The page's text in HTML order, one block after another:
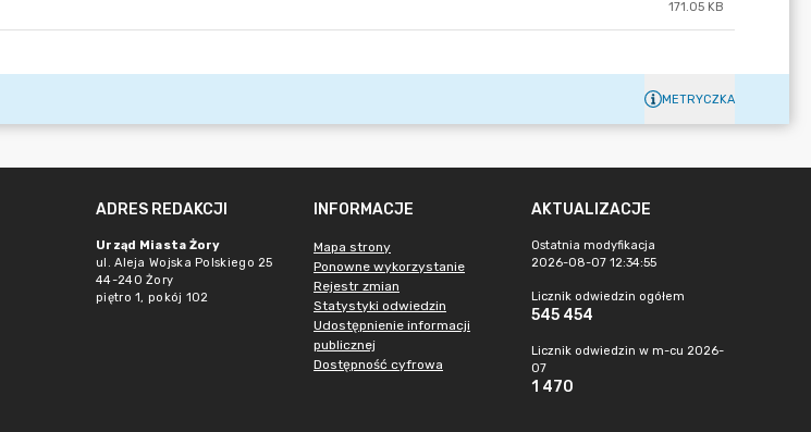
171.05 KB
METRYCZKA
ADRES REDAKCJI
Urząd Miasta Żory
ul. Aleja Wojska Polskiego 25
44-240 Żory
piętro 1, pokój 102
INFORMACJE
Mapa strony
Ponowne wykorzystanie
Rejestr zmian
Statystyki odwiedzin
Udostępnienie informacji
publicznej
Dostępność cyfrowa
AKTUALIZACJE
Ostatnia modyfikacja
2026-08-07 12:34:55
Licznik odwiedzin ogółem
545 454
Licznik odwiedzin w m-cu 2026-
07
1 470